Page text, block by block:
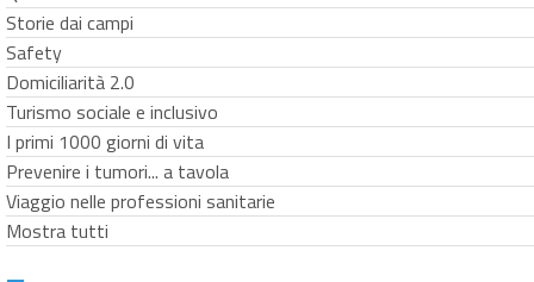
Storie dai campi
Safety
Domiciliarità 2.0
Turismo sociale e inclusivo
I primi 1000 giorni di vita
Prevenire i tumori... a tavola
Viaggio nelle professioni sanitarie
Mostra tutti